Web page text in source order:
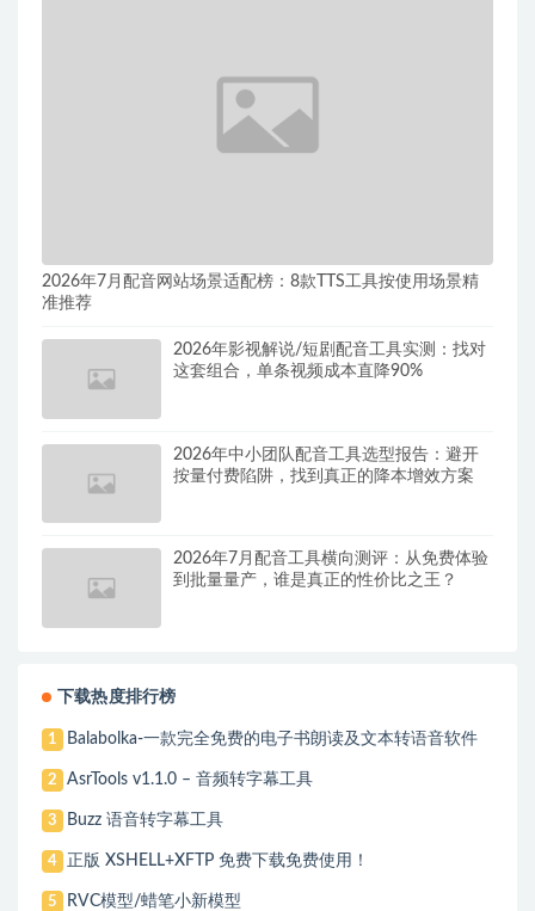
2026年7月配音网站场景适配榜：8款TTS工具按使用场景精
准推荐
2026年影视解说/短剧配音工具实测：找对
这套组合，单条视频成本直降90%
2026年中小团队配音工具选型报告：避开
按量付费陷阱，找到真正的降本增效方案
2026年7月配音工具横向测评：从免费体验
到批量量产，谁是真正的性价比之王？
下载热度排行榜
1 Balabolka-一款完全免费的电子书朗读及文本转语音软件
2 AsrTools v1.1.0 – 音频转字幕工具
3 Buzz 语音转字幕工具
4 正版 XSHELL+XFTP 免费下载免费使用！
5 RVC模型/蜡笔小新模型